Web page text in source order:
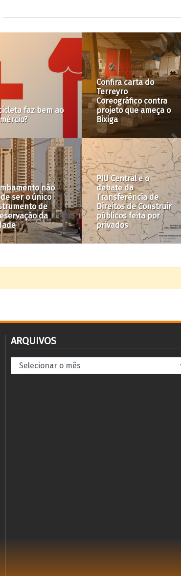
enchentes lembram
Sísifo e sua tarefa
interminável
Mapa dos
bicicletários ilustra
as dificuldades de
uma política
cicloviária na Grande
São Paulo
Esvaziar e revogar
conselhos não
contribui nada com
nossa frágil
democracia
A hora e a vez do
Parque Augusta
ARQUIVOS
Arquivos